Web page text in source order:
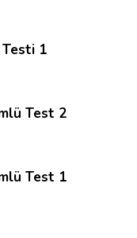
1
Test 2
Test 1